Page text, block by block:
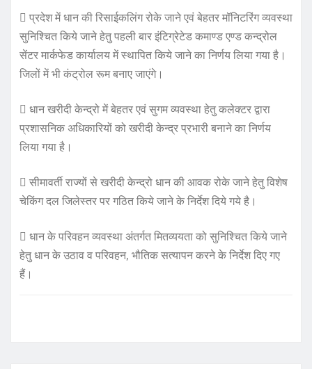
 प्रदेश में धान की रिसाईकलिंग रोके जाने एवं बेहतर मॉनिटरिंग व्यवस्था
सुनिश्चित किये जाने हेतु पहली बार इंटिग्रेटेड कमाण्ड एण्ड कन्द्रोल
सेंटर मार्कफेड कार्यालय में स्थापित किये जाने का निर्णय लिया गया है।
जिलों में भी कंट्रोल रूम बनाए जाएंगे।
 धान खरीदी केन्द्रो में बेहतर एवं सुगम व्यवस्था हेतु कलेक्टर द्वारा
प्रशासनिक अधिकारियों को खरीदी केन्द्र प्रभारी बनाने का निर्णय
लिया गया है।
 सीमावर्ती राज्यों से खरीदी केन्द्रो धान की आवक रोके जाने हेतु विशेष
चेकिंग दल जिलेस्तर पर गठित किये जाने के निर्देश दिये गये है।
 धान के परिवहन व्यवस्था अंतर्गत मितव्ययता को सुनिश्चित किये जाने
हेतु धान के उठाव व परिवहन, भौतिक सत्यापन करने के निर्देश दिए गए
हैं।